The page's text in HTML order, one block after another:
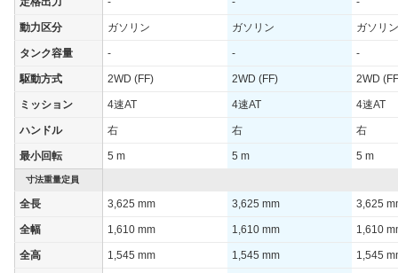
動力区分 ガソリン ガソリン ガソリン
タンク容量 - - -
駆動方式 2WD (FF) 2WD (FF) 2WD
ミッション 4速AT 4速AT 4速AT
ハンドル 右 右 右
最小回転 5 m 5 m 5 m
寸法重量定員
全長 3,625 mm 3,625 mm 3,625
全幅 1,610 mm 1,610 mm 1,610
全高 1,545 mm 1,545 mm 1,545